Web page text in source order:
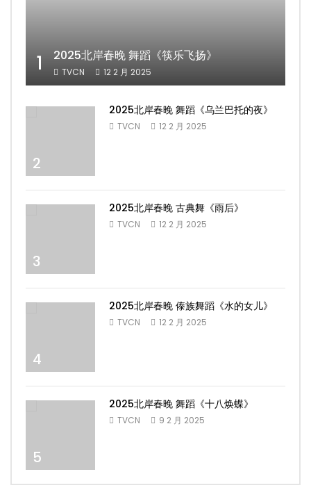
1 2025北岸春晚 舞蹈《筷乐飞扬》
TVCN 12 2 月 2025
2
2025北岸春晚 舞蹈《乌兰巴托的夜》
TVCN 12 2 月 2025
3
2025北岸春晚 古典舞《雨后》
TVCN 12 2 月 2025
4
2025北岸春晚 傣族舞蹈《水的女儿》
TVCN 12 2 月 2025
5
2025北岸春晚 舞蹈《十八焕蝶》
TVCN 9 2 月 2025